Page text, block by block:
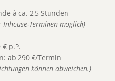
à ca. 2,5 Stunden
Terminen möglich)
p.P.
ab 290 €/Termin
können abweichen.)